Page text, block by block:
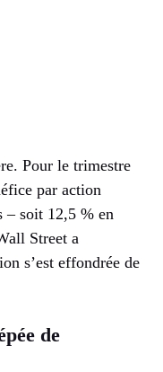
Pour le trimestre
par action
– soit 12,5 % en
Street a
s’est effondrée de
de